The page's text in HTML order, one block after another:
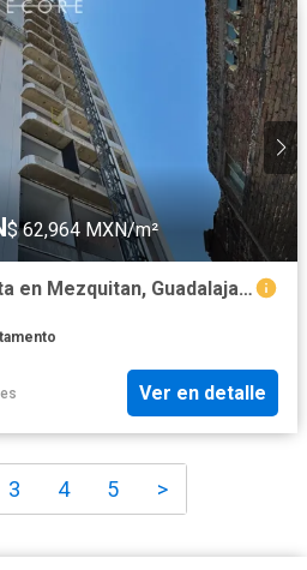
$ 62,964 MXN/m²
Departamento en venta en Mezquitan, Guadalajara, Jalisco
Ver en detalle
3 4 5 >